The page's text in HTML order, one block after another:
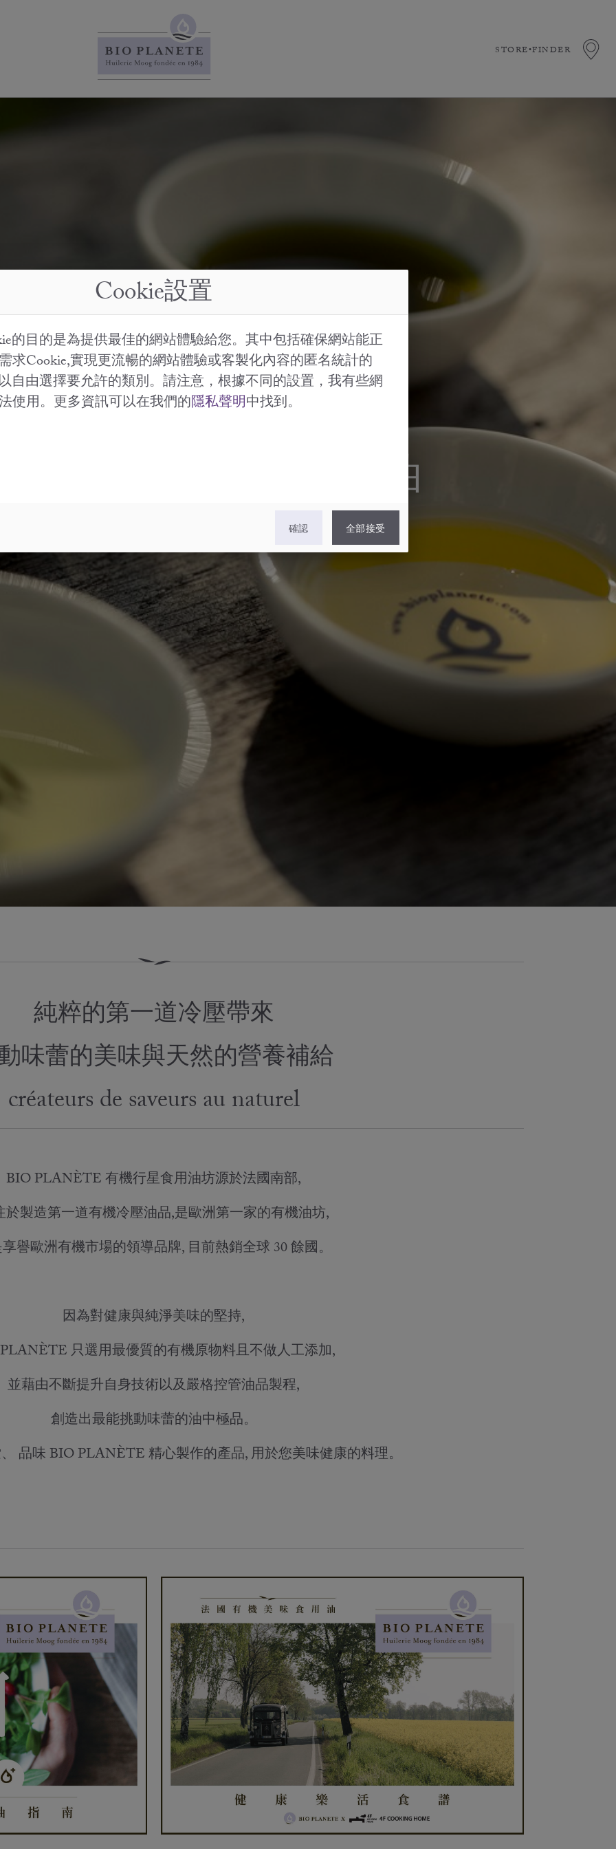
STORE•FINDER
Cookie設置
的目的是為提供最佳的網站體驗給您。其中包括確保網站能正
求Cookie,實現更流暢的網站體驗或客製化內容的匿名統計的
自由選擇要允許的類別。請注意，根據不同的設置，我有些網
使用。更多資訊可以在我們的隱私聲明中找到。
確認 全部接受
最優質的有機食用油
純粹的第一道冷壓帶來
味蕾的美味與天然的營養補給
créateurs de saveurs au naturel
BIO PLANÈTE 有機行星食用油坊源於法國南部,
於製造第一道有機冷壓油品,是歐洲第一家的有機油坊,
譽歐洲有機市場的領導品牌, 目前熱銷全球 30 餘國。
因為對健康與純淨美味的堅持,
只選用最優質的有機原物料且不做人工添加,
並藉由不斷提升自身技術以及嚴格控管油品製程,
創造出最能挑動味蕾的油中極品。
品味 BIO PLANÈTE 精心製作的產品, 用於您美味健康的料理。